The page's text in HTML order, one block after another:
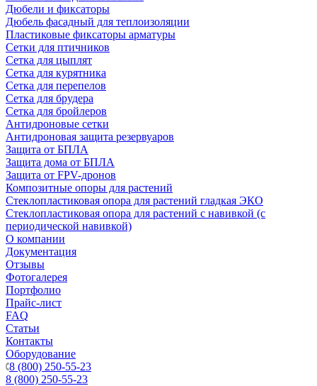
Дюбели и фиксаторы
Дюбель фасадный для теплоизоляции
Пластиковые фиксаторы арматуры
Сетки для птичников
Сетка для цыплят
Сетка для курятника
Сетка для перепелов
Сетка для брудера
Сетка для бройлеров
Антидроновые сетки
Антидроновая защита резервуаров
Защита от БПЛА
Защита дома от БПЛА
Защита от FPV-дронов
Композитные опоры для растений
Стеклопластиковая опора для растений гладкая ЭКО
Стеклопластиковая опора для растений с навивкой (с
периодической навивкой)
О компании
Документация
Отзывы
Фотогалерея
Портфолио
Прайс-лист
FAQ
Статьи
Контакты
Оборудование
8 (800) 250-55-23
8 (800) 250-55-23